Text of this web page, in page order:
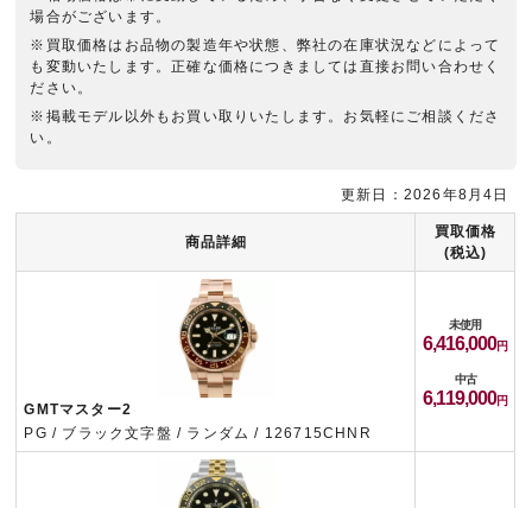
場合がございます。
※買取価格はお品物の製造年や状態、弊社の在庫状況などによって
も変動いたします。正確な価格につきましては直接お問い合わせく
ださい。
※掲載モデル以外もお買い取りいたします。お気軽にご相談くださ
い。
商品詳細
買取価格
(税込)
GMTマスター2
PG / ブラック文字盤 / ランダム / 126715CHNR
未使用
6,416,000
中古
6,119,000
更新日：2026年8月4日